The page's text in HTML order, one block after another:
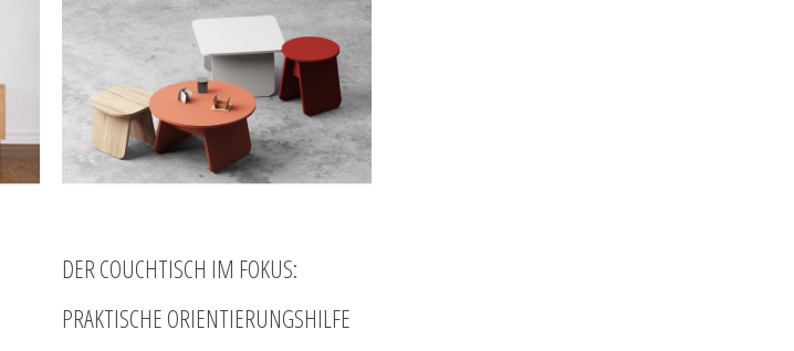
DER COUCHTISCH IM FOKUS:
PRAKTISCHE ORIENTIERUNGSHILFE